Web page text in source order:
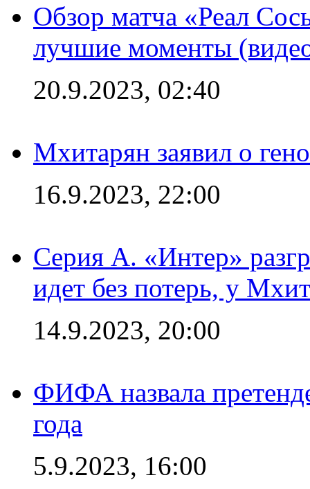
Обзор матча «Реал
лучшие моменты
20.9.2023, 02:40
Мхитарян заявил о
16.9.2023, 22:00
Серия А. «Интер»
идет без потерь, у
14.9.2023, 20:00
ФИФА назвала
года
5.9.2023, 16:00